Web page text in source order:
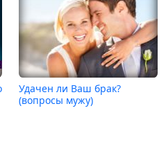
Удачен ли Ваш брак?
(вопросы мужу)